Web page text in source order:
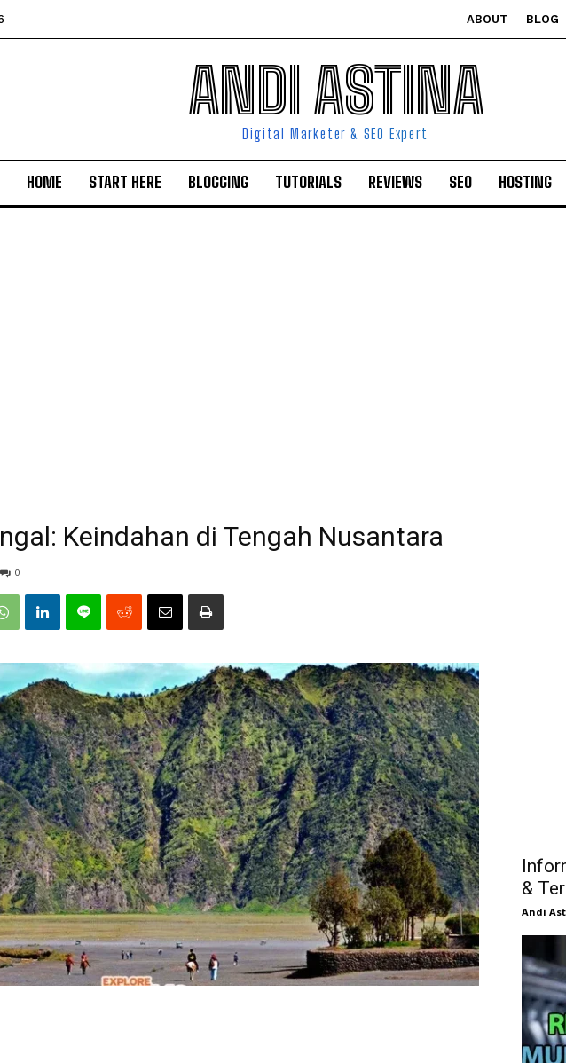
ABOUT BLOG
ANDI ASTINA
Digital Marketer & SEO Expert
HOME START HERE BLOGGING TUTORIALS REVIEWS SEO HOSTING
Keindahan di Tengah Nusantara
0
&
Andi